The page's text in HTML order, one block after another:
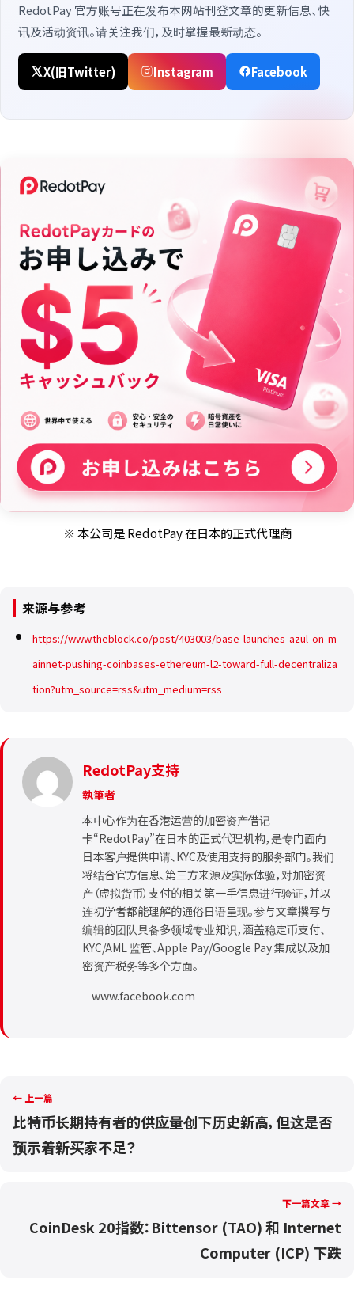
RedotPay 官方账号正在发布本网站刊登文章的更新信息、快
讯及活动资讯。请关注我们，及时掌握最新动态。
X(旧Twitter) Instagram Facebook
※ 本公司是 RedotPay 在日本的正式代理商
来源与参考
https://www.theblock.co/post/403003/base-launches-azul-on-m
ainnet-pushing-coinbases-ethereum-l2-toward-full-decentraliza
tion?utm_source=rss&utm_medium=rss
RedotPay支持
執筆者
本中心作为在香港运营的加密资产借记
卡“RedotPay”在日本的正式代理机构，是专门面向
日本客户提供申请、KYC及使用支持的服务部门。我们
将结合官方信息、第三方来源及实际体验，对加密资
产（虚拟货币）支付的相关第一手信息进行验证，并以
连初学者都能理解的通俗日语呈现。参与文章撰写与
编辑的团队具备多领域专业知识，涵盖稳定币支付、
KYC/AML 监管、Apple Pay/Google Pay 集成以及加
密资产税务等多个方面。
www.facebook.com
← 上一篇
比特币长期持有者的供应量创下历史新高，但这是否
预示着新买家不足？
下一篇文章 →
CoinDesk 20指数：Bittensor (TAO) 和 Internet
Computer (ICP) 下跌